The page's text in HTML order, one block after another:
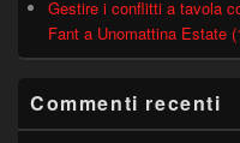
Gestire i conflitti a tavola
Fant a Unomattina Estate
Commenti recenti